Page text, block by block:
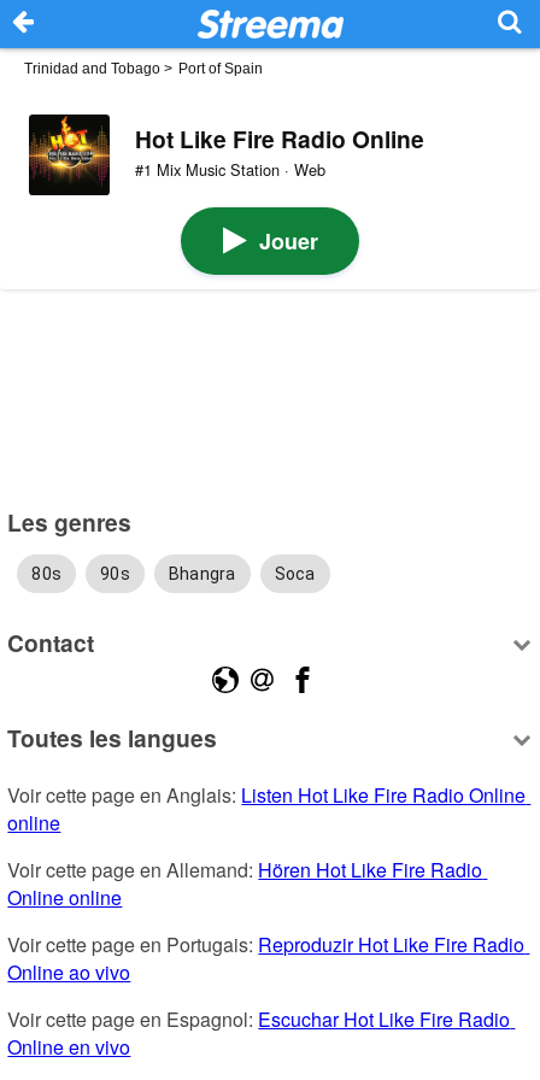
Trinidad and Tobago > Port of Spain
Hot Like Fire Radio Online
#1 Mix Music Station · Web
Jouer
Les genres
80s 90s Bhangra Soca
Contact
Toutes les langues
Voir cette page en Anglais: Listen Hot Like Fire Radio Online
online
Voir cette page en Allemand: Hören Hot Like Fire Radio
Online online
Voir cette page en Portugais: Reproduzir Hot Like Fire Radio
Online ao vivo
Voir cette page en Espagnol: Escuchar Hot Like Fire Radio
Online en vivo